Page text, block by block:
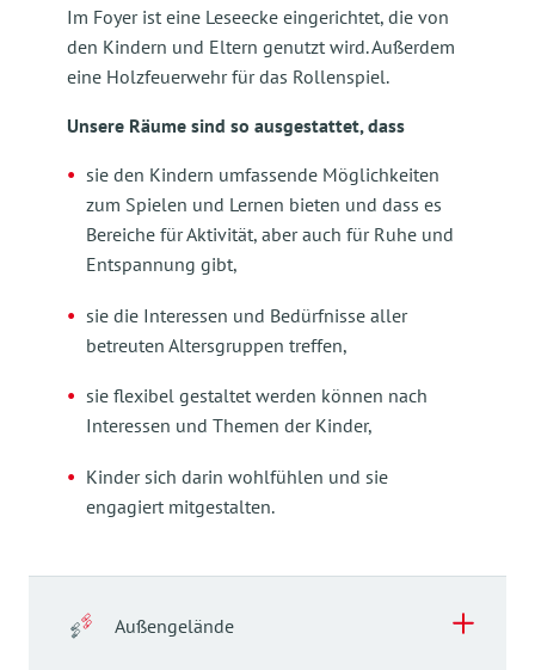
Im Foyer ist eine Leseecke eingerichtet, die von
den Kindern und Eltern genutzt wird. Außerdem
eine Holzfeuerwehr für das Rollenspiel.
Unsere Räume sind so ausgestattet, dass
sie den Kindern umfassende Möglichkeiten
zum Spielen und Lernen bieten und dass es
Bereiche für Aktivität, aber auch für Ruhe und
Entspannung gibt,
sie die Interessen und Bedürfnisse aller
betreuten Altersgruppen treffen,
sie flexibel gestaltet werden können nach
Interessen und Themen der Kinder,
Kinder sich darin wohlfühlen und sie
engagiert mitgestalten.
Außengelände